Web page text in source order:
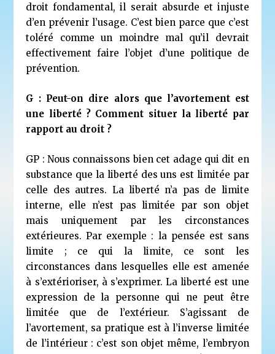
droit fondamental, il serait absurde et injuste
d’en prévenir l’usage. C’est bien parce que c’est
toléré comme un moindre mal qu’il devrait
effectivement faire l’objet d’une politique de
prévention.
G : Peut-on dire alors que l’avortement est
une liberté ? Comment situer la liberté par
rapport au droit ?
GP : Nous connaissons bien cet adage qui dit en
substance que la liberté des uns est limitée par
celle des autres. La liberté n’a pas de limite
interne, elle n’est pas limitée par son objet
mais uniquement par les circonstances
extérieures. Par exemple : la pensée est sans
limite ; ce qui la limite, ce sont les
circonstances dans lesquelles elle est amenée
à s’extérioriser, à s’exprimer. La liberté est une
expression de la personne qui ne peut être
limitée que de l’extérieur. S’agissant de
l’avortement, sa pratique est à l’inverse limitée
de l’intérieur : c’est son objet même, l’embryon